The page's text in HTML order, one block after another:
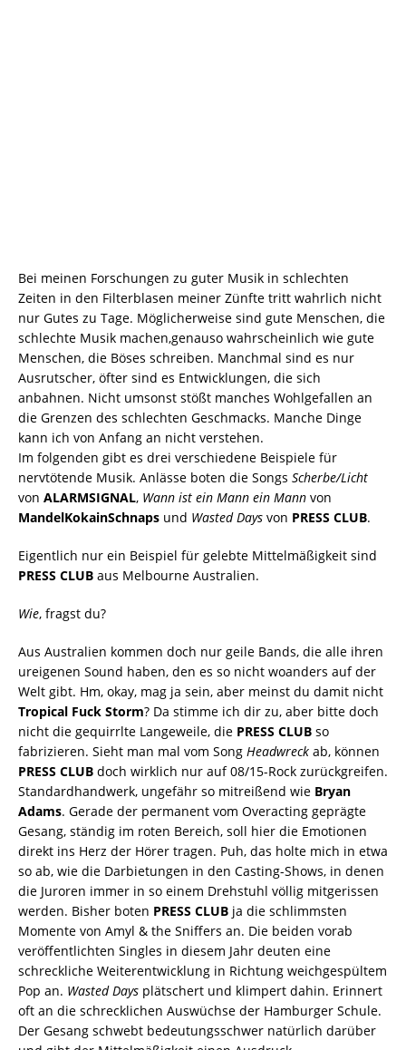
Bei meinen Forschungen zu guter Musik in schlechten
Zeiten in den Filterblasen meiner Zünfte tritt wahrlich nicht
nur Gutes zu Tage. Möglicherweise sind gute Menschen, die
schlechte Musik machen,genauso wahrscheinlich wie gute
Menschen, die Böses schreiben. Manchmal sind es nur
Ausrutscher, öfter sind es Entwicklungen, die sich
anbahnen. Nicht umsonst stößt manches Wohlgefallen an
die Grenzen des schlechten Geschmacks. Manche Dinge
kann ich von Anfang an nicht verstehen.
Im folgenden gibt es drei verschiedene Beispiele für
nervtötende Musik. Anlässe boten die Songs Scherbe/Licht
von ALARMSIGNAL, Wann ist ein Mann ein Mann von
MandelKokainSchnaps und Wasted Days von PRESS CLUB.
Eigentlich nur ein Beispiel für gelebte Mittelmäßigkeit sind
PRESS CLUB aus Melbourne Australien.
Wie, fragst du?
Aus Australien kommen doch nur geile Bands, die alle ihren
ureigenen Sound haben, den es so nicht woanders auf der
Welt gibt. Hm, okay, mag ja sein, aber meinst du damit nicht
Tropical Fuck Storm? Da stimme ich dir zu, aber bitte doch
nicht die gequirrlte Langeweile, die PRESS CLUB so
fabrizieren. Sieht man mal vom Song Headwreck ab, können
PRESS CLUB doch wirklich nur auf 08/15-Rock zurückgreifen.
Standardhandwerk, ungefähr so mitreißend wie Bryan
Adams. Gerade der permanent vom Overacting geprägte
Gesang, ständig im roten Bereich, soll hier die Emotionen
direkt ins Herz der Hörer tragen. Puh, das holte mich in etwa
so ab, wie die Darbietungen in den Casting-Shows, in denen
die Juroren immer in so einem Drehstuhl völlig mitgerissen
werden. Bisher boten PRESS CLUB ja die schlimmsten
Momente von Amyl & the Sniffers an. Die beiden vorab
veröffentlichten Singles in diesem Jahr deuten eine
schreckliche Weiterentwicklung in Richtung weichgespültem
Pop an. Wasted Days plätschert und klimpert dahin. Erinnert
oft an die schrecklichen Auswüchse der Hamburger Schule.
Der Gesang schwebt bedeutungsschwer natürlich darüber